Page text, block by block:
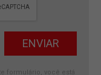
formulário, você está